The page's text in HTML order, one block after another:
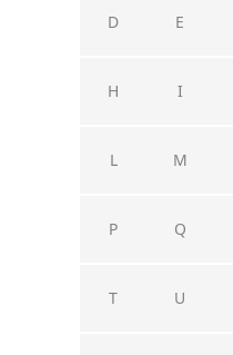
D E
H I
L M
P Q
T U